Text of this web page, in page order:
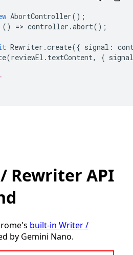
AbortController();
() => controller .abort();
Rewriter .create({ signal :
(reviewEl . textContent, { signal